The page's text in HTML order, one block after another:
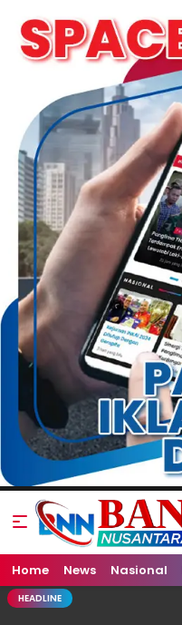
Banua Nusantara News
Home News Nasional
HEADLINE